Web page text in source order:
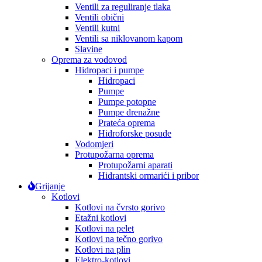
Ventili za reguliranje tlaka
Ventili obični
Ventili kutni
Ventili sa niklovanom kapom
Slavine
Oprema za vodovod
Hidropaci i pumpe
Hidropaci
Pumpe
Pumpe potopne
Pumpe drenažne
Prateća oprema
Hidroforske posude
Vodomjeri
Protupožarna oprema
Protupožarni aparati
Hidrantski ormarići i pribor
Grijanje
Kotlovi
Kotlovi na čvrsto gorivo
Etažni kotlovi
Kotlovi na pelet
Kotlovi na tečno gorivo
Kotlovi na plin
Elektro-kotlovi